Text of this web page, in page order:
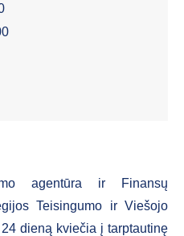
agentūra ir Finansų
Teisingumo ir Viešojo
dieną kviečia į tarptautinę